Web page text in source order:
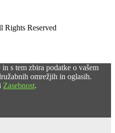
Reserved
s tem zbira podatke o vašem
omrežjih in oglasih.
Zasebnost.